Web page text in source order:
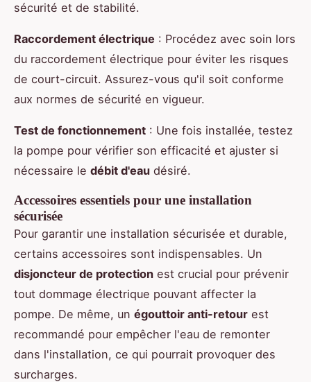
sécurité et de stabilité.
Raccordement électrique : Procédez avec soin lors
du raccordement électrique pour éviter les risques
de court-circuit. Assurez-vous qu'il soit conforme
aux normes de sécurité en vigueur.
Test de fonctionnement : Une fois installée, testez
la pompe pour vérifier son efficacité et ajuster si
nécessaire le débit d'eau désiré.
Accessoires essentiels pour une installation
sécurisée
Pour garantir une installation sécurisée et durable,
certains accessoires sont indispensables. Un
disjoncteur de protection est crucial pour prévenir
tout dommage électrique pouvant affecter la
pompe. De même, un égouttoir anti-retour est
recommandé pour empêcher l'eau de remonter
dans l'installation, ce qui pourrait provoquer des
surcharges.